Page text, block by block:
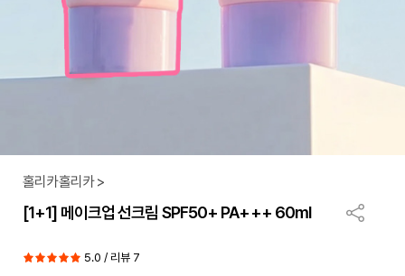
홀리카홀리카 >
[1+1] 메이크업 선크림 SPF50+ PA+++ 60ml
5.0 / 리뷰 7